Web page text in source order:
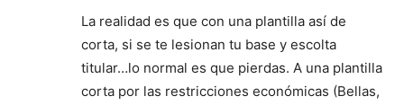
La realidad es que con una plantilla así de
corta, si se te lesionan tu base y escolta
titular…lo normal es que pierdas. A una plantilla
corta por las restricciones económicas (Bellas,